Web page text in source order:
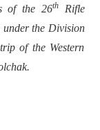
of the 26th
Rifle
the Division
of the Western